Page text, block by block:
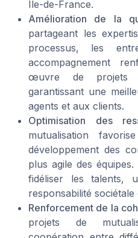
Île-de-France.
Amélioration de la
partageant les
processus, les
accompagnement
œuvre de projets
garantissant une
agents et aux clients.
Optimisation des
mutualisation
développement des
plus agile des
fidéliser les talents,
responsabilité
Renforcement de la
projets de